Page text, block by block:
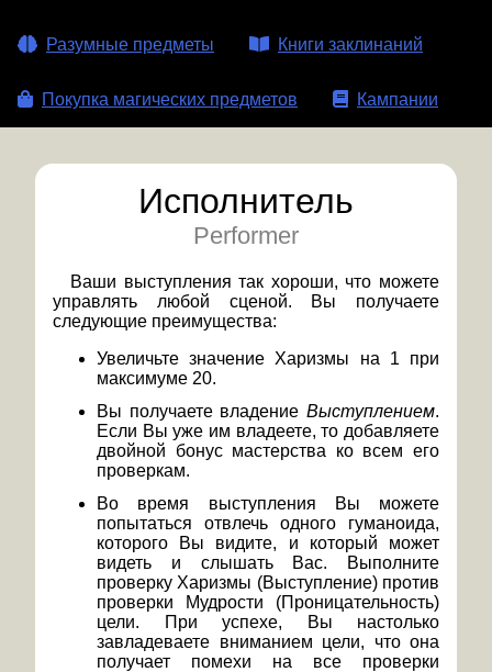
Разумные предметы Книги заклинаний
Покупка магических предметов Кампании
Исполнитель
Performer
Ваши выступления так хороши, что можете
управлять любой сценой. Вы получаете
следующие преимущества:
Увеличьте значение Харизмы на 1 при
максимуме 20.
Вы получаете владение Выступлением.
Если Вы уже им владеете, то добавляете
двойной бонус мастерства ко всем его
проверкам.
Во время выступления Вы можете
попытаться отвлечь одного гуманоида,
которого Вы видите, и который может
видеть и слышать Вас. Выполните
проверку Харизмы (Выступление) против
проверки Мудрости (Проницательность)
цели. При успехе, Вы настолько
завладеваете вниманием цели, что она
получает помехи на все проверки